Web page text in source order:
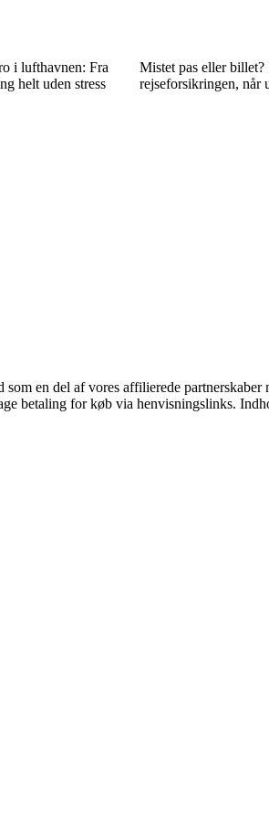
i lufthavnen: Fra
helt uden stress
Mistet pas eller
rejseforsikringen, når
en del af vores affilierede partnerskaber
betaling for køb via henvisningslinks.